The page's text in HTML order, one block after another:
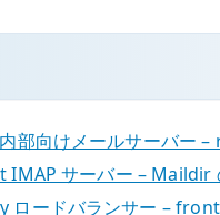
部向けメールサーバー –
サーバー – Maildir
ロードバランサー –